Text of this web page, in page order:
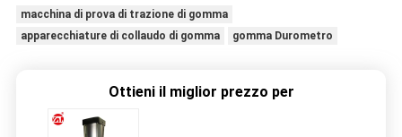
macchina di prova di trazione di gomma
apparecchiature di collaudo di gomma
gomma Durometro
Ottieni il miglior prezzo per